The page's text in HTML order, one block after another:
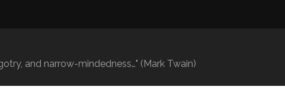
and narrow-mindedness…" (Mark Twain)